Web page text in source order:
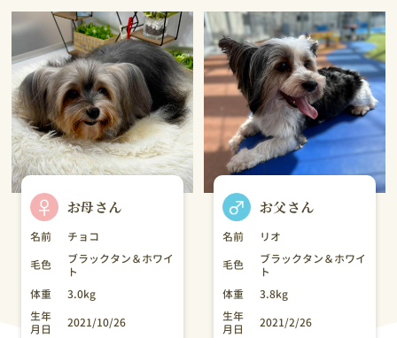
お母さん
名前
チョコ
毛色
ブラックタン＆ホワイ
ト
体重
3.0kg
生年
月日
2021/10/26
お父さん
名前
リオ
毛色
ブラックタン＆ホワイ
ト
体重
3.8kg
生年
月日
2021/2/26